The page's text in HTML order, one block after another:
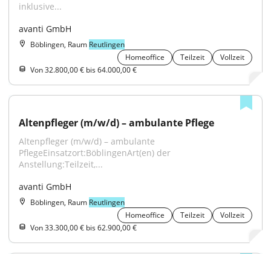
inklusive...
avanti GmbH
Böblingen, Raum Reutlingen
Homeoffice
Teilzeit
Vollzeit
Von 32.800,00 € bis 64.000,00 €
Altenpfleger (m/w/d) – ambulante Pflege
Altenpfleger (m/w/d) – ambulante
PflegeEinsatzort:BöblingenArt(en) der
Anstellung:Teilzeit,...
avanti GmbH
Böblingen, Raum Reutlingen
Homeoffice
Teilzeit
Vollzeit
Von 33.300,00 € bis 62.900,00 €